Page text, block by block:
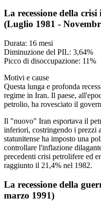
La recessione della
(Luglio 1981 -
Durata: 16 mesi
Diminuzione del PIL: 3,64%
Picco di disoccupazione: 11%
Motivi e cause
Questa lunga e profonda
regime in Iran. Il paese,
petrolio, ha rovesciato il
Il "nuovo" Iran esportava il
inferiori, costringendo i prezzi
statunitense ha imposto una
controllare l'inflazione
precedenti crisi petrolifere ed
raggiunto il 21,4% nel 1982.
La recessione della
marzo 1991)